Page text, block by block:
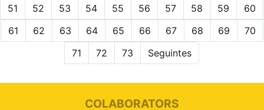
51
52 53 54 55 56 57 58 59
60
61
62 63 64 65 66 67 68 69
70
71
72 73 Seguintes
COLABORATORS